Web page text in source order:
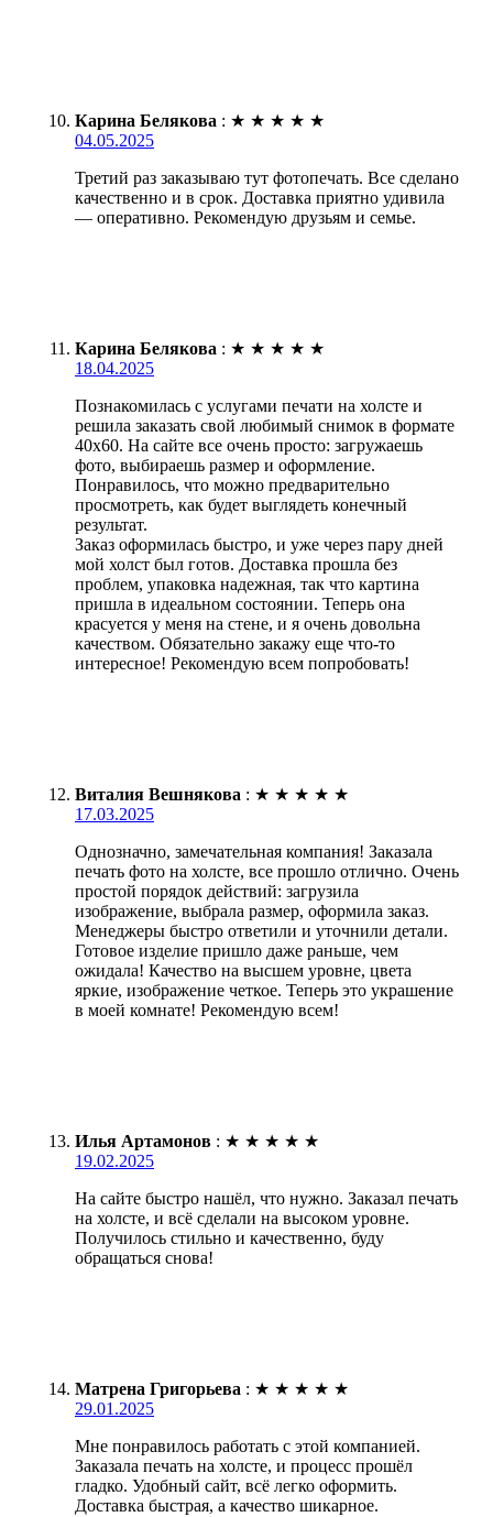
Карина Белякова : ★ ★ ★ ★ ★
04.05.2025
Третий раз заказываю тут фотопечать. Все сделано
качественно и в срок. Доставка приятно удивила
— оперативно. Рекомендую друзьям и семье.
Карина Белякова : ★ ★ ★ ★ ★
18.04.2025
Познакомилась с услугами печати на холсте и
решила заказать свой любимый снимок в формате
40х60. На сайте все очень просто: загружаешь
фото, выбираешь размер и оформление.
Понравилось, что можно предварительно
просмотреть, как будет выглядеть конечный
результат.
Заказ оформилась быстро, и уже через пару дней
мой холст был готов. Доставка прошла без
проблем, упаковка надежная, так что картина
пришла в идеальном состоянии. Теперь она
красуется у меня на стене, и я очень довольна
качеством. Обязательно закажу еще что-то
интересное! Рекомендую всем попробовать!
Виталия Вешнякова : ★ ★ ★ ★ ★
17.03.2025
Однозначно, замечательная компания! Заказала
печать фото на холсте, все прошло отлично. Очень
простой порядок действий: загрузила
изображение, выбрала размер, оформила заказ.
Менеджеры быстро ответили и уточнили детали.
Готовое изделие пришло даже раньше, чем
ожидала! Качество на высшем уровне, цвета
яркие, изображение четкое. Теперь это украшение
в моей комнате! Рекомендую всем!
Илья Артамонов : ★ ★ ★ ★ ★
19.02.2025
На сайте быстро нашёл, что нужно. Заказал печать
на холсте, и всё сделали на высоком уровне.
Получилось стильно и качественно, буду
обращаться снова!
Матрена Григорьева : ★ ★ ★ ★ ★
29.01.2025
Мне понравилось работать с этой компанией.
Заказала печать на холсте, и процесс прошёл
гладко. Удобный сайт, всё легко оформить.
Доставка быстрая, а качество шикарное.